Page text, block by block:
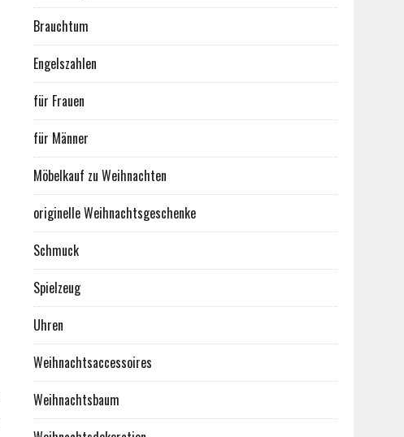
Brauchtum
Engelszahlen
für Frauen
für Männer
Möbelkauf zu Weihnachten
originelle Weihnachtsgeschenke
Schmuck
Spielzeug
Uhren
Weihnachtsaccessoires
Weihnachtsbaum